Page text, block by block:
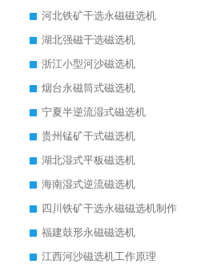
河北铁矿干选永磁磁选机
湖北强磁干选磁选机
浙江小型河沙磁选机
烟台永磁筒式磁选机
宁夏半逆流湿式磁选机
贵州锰矿干式磁选机
湖北湿式平板磁选机
海南湿式逆流磁选机
四川铁矿干选永磁磁选机制作
福建鼓形永磁磁选机
江西河沙磁选机工作原理